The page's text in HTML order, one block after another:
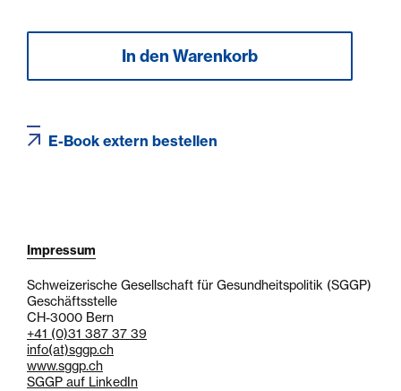
E-Book extern bestellen
Impressum
Schweizerische Gesellschaft für Gesundheitspolitik (SGGP)
Geschäftsstelle
CH-3000 Bern
+41 (0)31 387 37 39
info(at)sggp.ch
www.sggp.ch
SGGP auf LinkedIn